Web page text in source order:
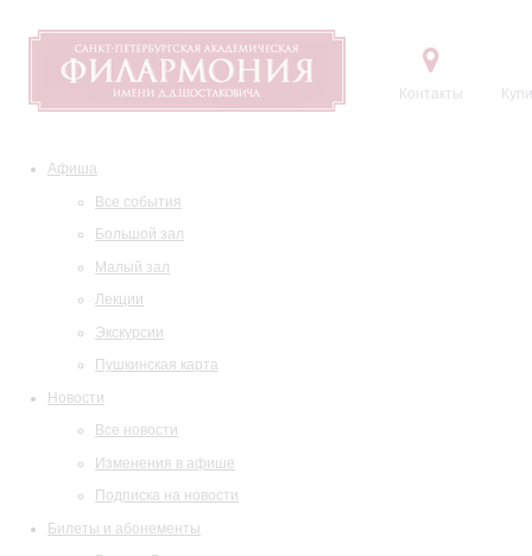
Контакты
Афиша
Все события
Большой зал
Малый зал
Лекции
Экскурсии
Пушкинская карта
Новости
Все новости
Изменения в афише
Подписка на новости
Билеты и абонементы